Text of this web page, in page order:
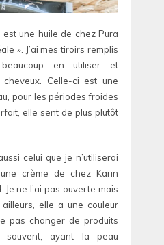
est une huile de chez Pura
». J’ai mes tiroirs remplis
beaucoup en utiliser et
Celle-ci est une
pour les périodes froides
elle sent de plus plutôt
celui que je n’utiliserai
crème de chez Karin
ne l’ai pas ouverte mais
ailleurs, elle a une couleur
pas changer de produits
ayant la peau